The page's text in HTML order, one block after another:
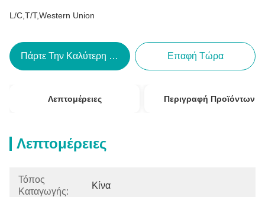
L/C,T/T,Western Union
Πάρτε Την Καλύτερη Τιμή Επαφή Τώρα
Λεπτομέρειες Περιγραφή Προϊόντων
Λεπτομέρειες
Τόπος
Καταγωγής:
Κίνα